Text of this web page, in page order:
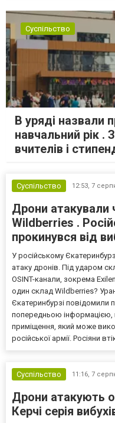
Суспільство
В уряді назвали
навчальний рік .
вчителів і
Суспільство 12:53, 7
Дрони атакували
Wildberries .
прокинувся від
У російському
атаку дронів. Під ударом
OSINT-канали, зокрема
один склад Wildberries?
Єкатеринбурзі повідомили
попередньою
приміщення, який може
російської армії. Росіяни
Суспільство 11:16, 7
Дрони атакують
Керчі серія